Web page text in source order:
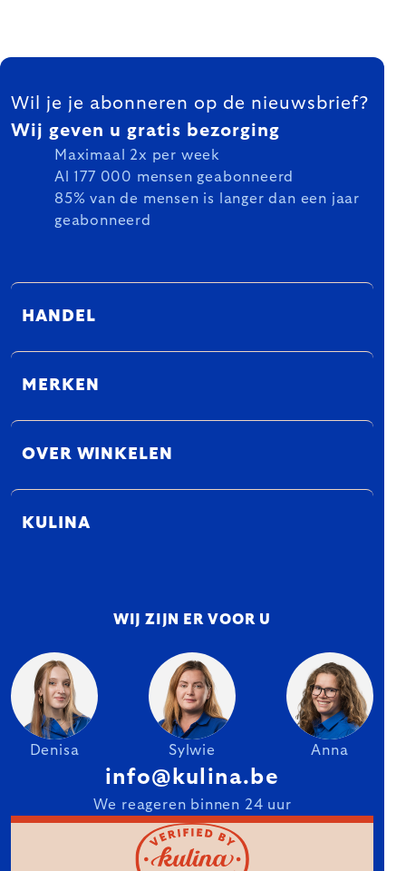
FOOTER
Wil je je abonneren op de nieuwsbrief?
Wij geven u gratis bezorging
Maximaal 2x per week
Al 177 000 mensen geabonneerd
85% van de mensen is langer dan een jaar
geabonneerd
HANDEL
MERKEN
OVER WINKELEN
KULINA
WIJ ZIJN ER VOOR U
Denisa Sylwie Anna
info@kulina.be
We reageren binnen 24 uur